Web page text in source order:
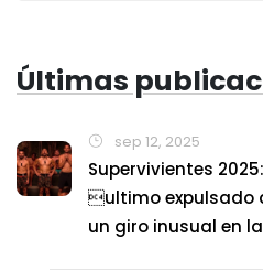
Últimas
sep 12, 2025
Supervivientes
ultimo expulsado
un giro inusual en